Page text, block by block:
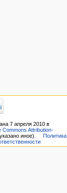
7 апреля 2010 в
Commons Attribution-
иное).
Политика